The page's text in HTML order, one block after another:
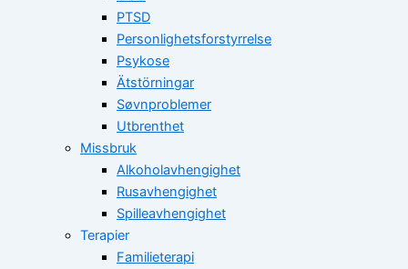
PTSD
Personlighetsforstyrrelse
Psykose
Ätstörningar
Søvnproblemer
Utbrenthet
Missbruk
Alkoholavhengighet
Rusavhengighet
Spilleavhengighet
Terapier
Familieterapi